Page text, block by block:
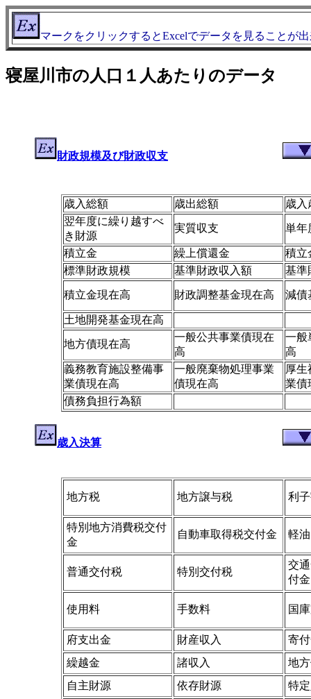
マークをクリックするとExcelでデータを見ることが
寝屋川市の人口１人あたりのデータ
財政規模及び財政収支
歳入総額 歳出総額
歳入
翌年度に繰り越すべ
き財源
実質収支 単年
積立金 繰上償還金
積立
標準財政規模
基準財政収入額 基準
積立金現在高 財政調整基金現在高 減債
土地開発基金現在高
地方債現在高
一般公共事業債現在
高
一般
高
義務教育施設整備事
業債現在高
一般廃棄物処理事業
債現在高
厚生
業債
債務負担行為額
歳入決算
地方税 地方譲与税 利
特別地方消費税交付
金
自動車取得税交付金 軽
普通交付税 特別交付税
交
付金
使用料 手数料 国
府支出金 財産収入
寄
繰越金
諸収入
地
自主財源
依存財源
特